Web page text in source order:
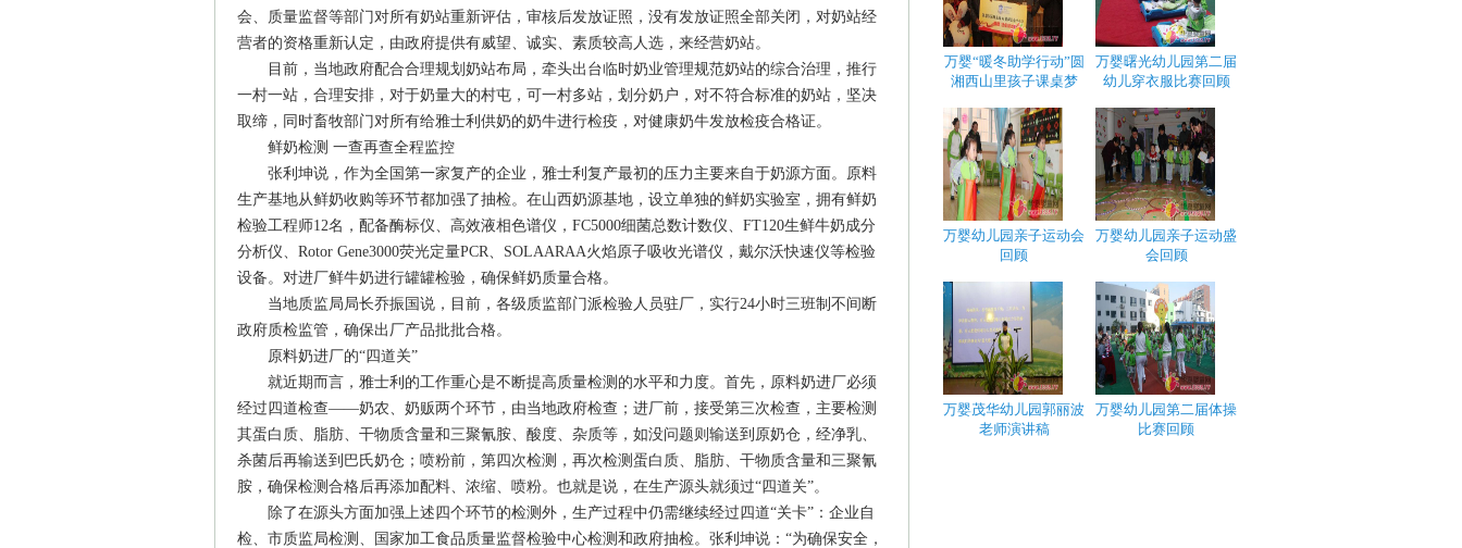
会、质量监督等部门对所有奶站重新评估，审核后发放证照，没有发放证照全部关闭，对奶站经
营者的资格重新认定，由政府提供有威望、诚实、素质较高人选，来经营奶站。
目前，当地政府配合合理规划奶站布局，牵头出台临时奶业管理规范奶站的综合治理，推行
一村一站，合理安排，对于奶量大的村屯，可一村多站，划分奶户，对不符合标准的奶站，坚决
取缔，同时畜牧部门对所有给雅士利供奶的奶牛进行检疫，对健康奶牛发放检疫合格证。
鲜奶检测 一查再查全程监控
张利坤说，作为全国第一家复产的企业，雅士利复产最初的压力主要来自于奶源方面。原料
生产基地从鲜奶收购等环节都加强了抽检。在山西奶源基地，设立单独的鲜奶实验室，拥有鲜奶
检验工程师12名，配备酶标仪、高效液相色谱仪，FC5000细菌总数计数仪、FT120生鲜牛奶成分
分析仪、Rotor Gene3000荧光定量PCR、SOLAARAA火焰原子吸收光谱仪，戴尔沃快速仪等检验
设备。对进厂鲜牛奶进行罐罐检验，确保鲜奶质量合格。
当地质监局局长乔振国说，目前，各级质监部门派检验人员驻厂，实行24小时三班制不间断
政府质检监管，确保出厂产品批批合格。
原料奶进厂的“四道关”
就近期而言，雅士利的工作重心是不断提高质量检测的水平和力度。首先，原料奶进厂必须
经过四道检查——奶农、奶贩两个环节，由当地政府检查；进厂前，接受第三次检查，主要检测
其蛋白质、脂肪、干物质含量和三聚氰胺、酸度、杂质等，如没问题则输送到原奶仓，经净乳、
杀菌后再输送到巴氏奶仓；喷粉前，第四次检测，再次检测蛋白质、脂肪、干物质含量和三聚氰
胺，确保检测合格后再添加配料、浓缩、喷粉。也就是说，在生产源头就须过“四道关”。
除了在源头方面加强上述四个环节的检测外，生产过程中仍需继续经过四道“关卡”：企业自
检、市质监局检测、国家加工食品质量监督检验中心检测和政府抽检。张利坤说：“为确保安全，
万婴“暖冬助学行动”圆
湘西山里孩子课桌梦
万婴曙光幼儿园第二届
幼儿穿衣服比赛回顾
万婴幼儿园亲子运动会
回顾
万婴幼儿园亲子运动盛
会回顾
万婴茂华幼儿园郭丽波
老师演讲稿
万婴幼儿园第二届体操
比赛回顾